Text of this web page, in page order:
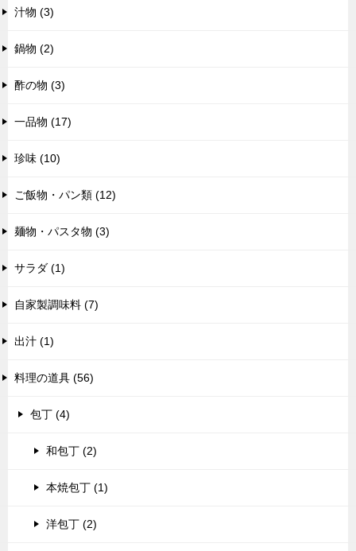
汁物 (3)
鍋物 (2)
酢の物 (3)
一品物 (17)
珍味 (10)
ご飯物・パン類 (12)
麺物・パスタ物 (3)
サラダ (1)
自家製調味料 (7)
出汁 (1)
料理の道具 (56)
包丁 (4)
和包丁 (2)
本焼包丁 (1)
洋包丁 (2)